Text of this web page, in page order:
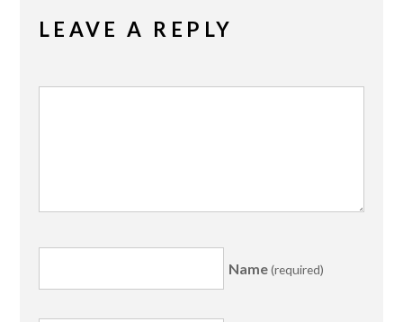
LEAVE A REPLY
Name(required)